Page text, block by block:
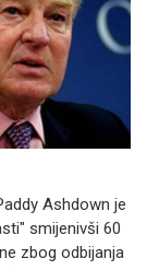
Ashdown je
smijenivši 60
zbog odbijanja